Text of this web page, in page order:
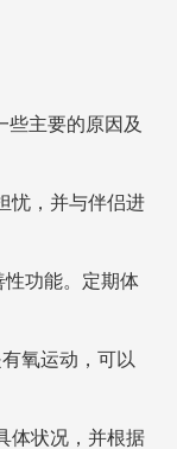
些主要的原因及
忧，并与伴侣进
功能。定期体
氧运动，可以
体状况，并根据